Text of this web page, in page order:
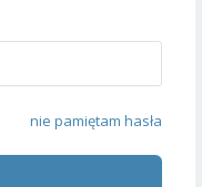
nie pamiętam hasła